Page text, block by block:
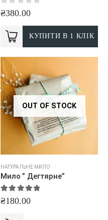
0out of 5
₴380.00
КУПИТИ В 1 КЛІК
,СКРАБИ
OUT OF STOCK
НАТУРАЛЬНЕ МИЛО
Мило ” Дегтярне”
5.00out of 5
₴180.00